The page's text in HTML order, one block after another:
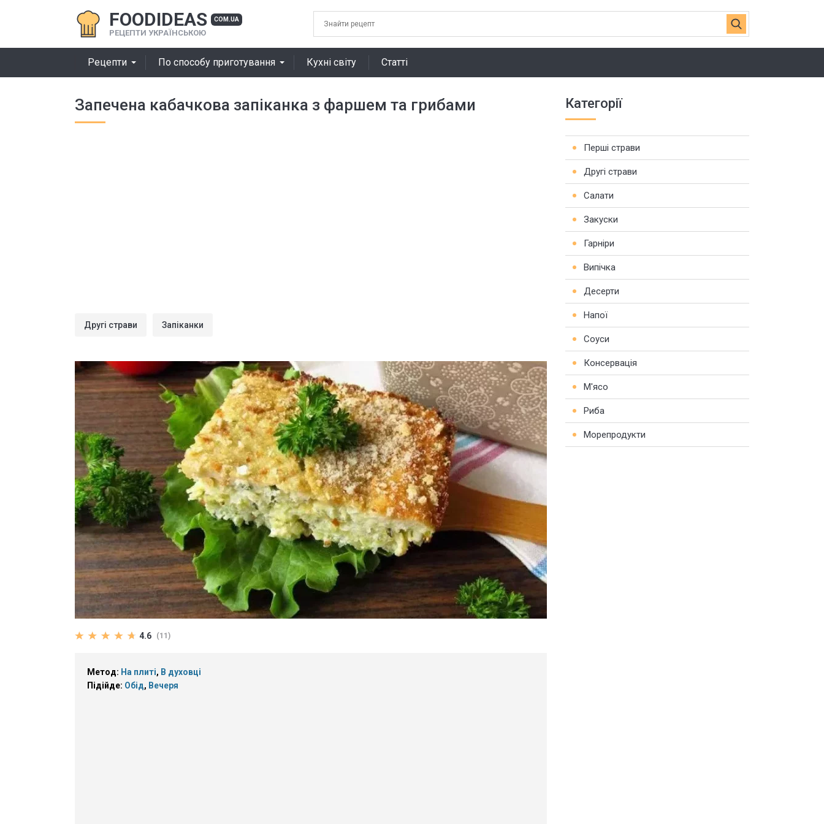
FOODIDEAS COM.UA
РЕЦЕПТИ УКРАЇНСЬКОЮ
Рецепти По способу приготування Кухні світу Статті
Запечена кабачкова запіканка з фаршем та грибами
Другі страви Запіканки
4.6 (11)
Метод: На плиті, В духовці
Підійде: Обід, Вечеря
Категорії
Перші страви
Другі страви
Салати
Закуски
Гарніри
Випічка
Десерти
Напої
Соуси
Консервація
М'ясо
Риба
Морепродукти